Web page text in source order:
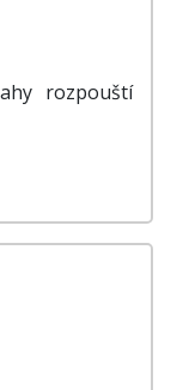
rozpouští